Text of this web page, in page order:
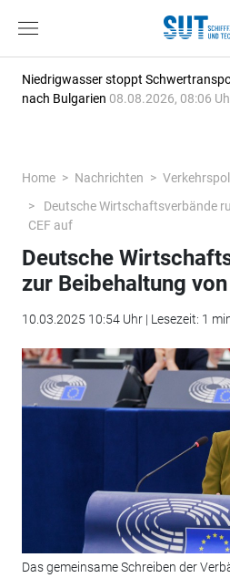
Niedrigwasser stoppt
nach Bulgarien 08.08.2026, 08:06
Home Nachrichten
Deutsche Wirtschaftsverbände
CEF auf
Deutsche
zur Beibehaltung
10.03.2025 10:54 Uhr | Lesezeit: 1
Das gemeinsame Schreiben der